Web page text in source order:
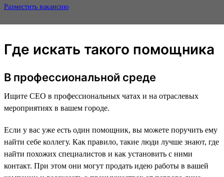
Разместить вакансию
Где искать такого помощника
В профессиональной среде
Ищите CEO в профессиональных чатах и на отраслевых
мероприятиях в вашем городе.
Если у вас уже есть один помощник, вы можете поручить ему
найти себе коллегу. Как правило, такие люди лучше знают, где
найти похожих специалистов и как установить с ними
контакт. При этом они могут продать идею работы в вашей